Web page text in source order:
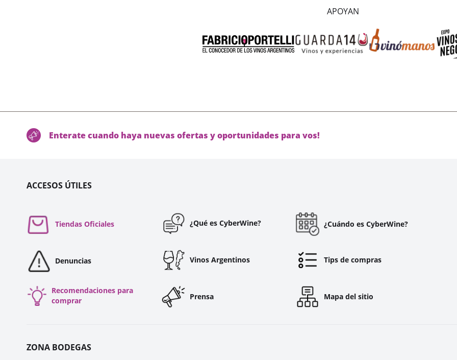
APOYAN
Enterate cuando haya nuevas ofertas y oportunidades para vos!
ACCESOS ÚTILES
Tiendas Oficiales ¿Qué es CyberWine? ¿Cuándo es CyberWine?
Denuncias Vinos Argentinos Tips de compras
Recomendaciones para
comprar
Prensa Mapa del sitio
ZONA BODEGAS